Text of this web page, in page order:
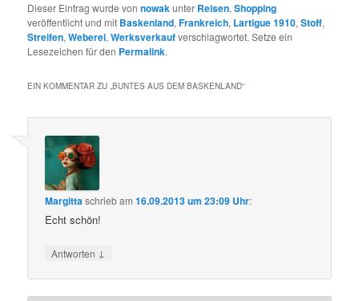
Dieser Eintrag wurde vonnowakunter Reisen,Shopping
veröffentlicht und mit Baskenland,Frankreich, Lartigue 1910,Stoff,
Streifen,Weberei,Werksverkaufverschlagwortet. Setze ein
Lesezeichen für den Permalink.
EIN KOMMENTAR ZU „BUNTES AUS DEM BASKENLAND“
Margitta schriebam16.09.2013 um 23:09 Uhr:
Echt schön!
Antworten ↓